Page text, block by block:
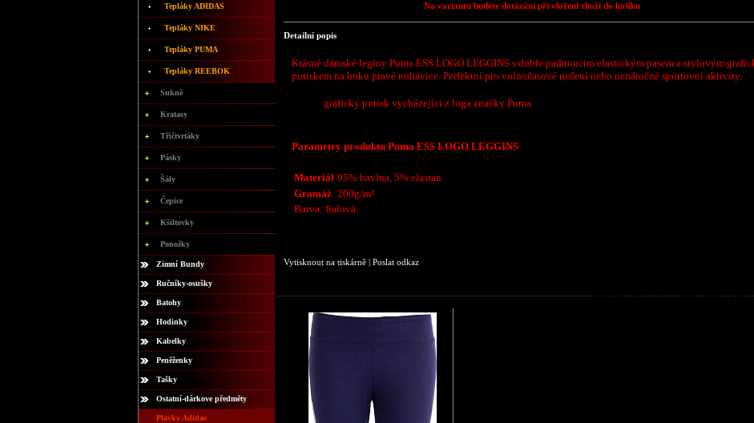
Tepláky ADIDAS
Tepláky NIKE
Tepláky PUMA
Tepláky REEBOK
Sukně
Kratasy
Třičtvrtáky
Pásky
Šály
Čepice
Kšiltovky
Ponožky
Zimní Bundy
Ručníky-osušky
Batohy
Hodinky
Kabelky
Peněženky
Tašky
Ostatní-dárkove předměty
Plavky Adidas
Na variantu budete dotázáni při vložení zboží do košíku
Detailní popis
Krásné dámské legíny Puma ESS LOGO LEGGINS s dobře padnoucím elastickým pasem a stylovým
potiskem na boku pravé nohavice. Perfektní pro volnočasové nošení nebo nenáročné sportovní aktivity.
grafický potisk vycházející z loga značky Puma
Parametry produktu Puma ESS LOGO LEGGINS
Materiál 95% bavlna, 5% elastan
Gramáž 200g/m²
Barva: fialová
Vytisknout na tiskárně | Poslat odkaz
Podobné zboží jako Dámské legíny